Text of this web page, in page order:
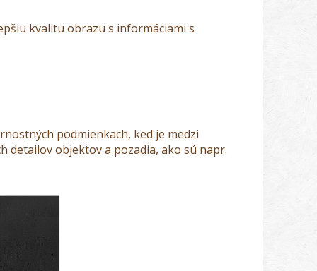
kvalitu obrazu s informáciami s
podmienkach, ked je medzi
detailov objektov a pozadia, ako sú napr.